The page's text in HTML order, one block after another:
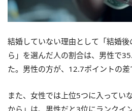
結婚していない理由として「結婚
ら」を選んだ人の割合は、男性で
た。男性の方が、12.7ポイントの差
また、女性では上位5つに入ってい
から」は、男性だと3位にランクイ